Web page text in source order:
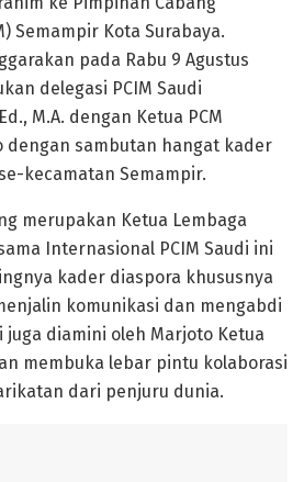
Semampir Kota Surabaya.
pada Rabu 9 Agustus
delegasi PCIM Saudi
M.A. dengan Ketua PCM
dengan sambutan hangat kader
kecamatan Semampir.
merupakan Ketua Lembaga
Internasional PCIM Saudi ini
kader diaspora khususnya
komunikasi dan mengabdi
juga diamini oleh Marjoto Ketua
membuka lebar pintu kolaborasi
dari penjuru dunia.